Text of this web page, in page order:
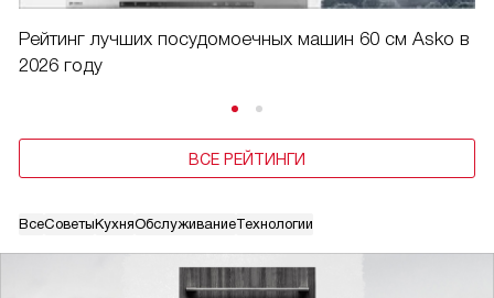
ВсеСоветыКухняОбслуживаниеТехнологии
Рейтинг лучших посудомоечных машин 60 см Asko в
2026 году
ВСЕ РЕЙТИНГИ